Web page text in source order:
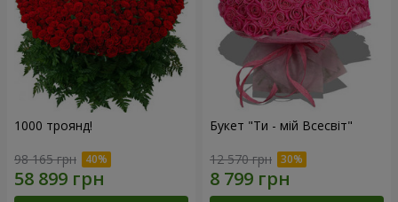
1000 троянд!
98 165 грн
Букет "Ти - мій Всесвіт"
12 570 грн